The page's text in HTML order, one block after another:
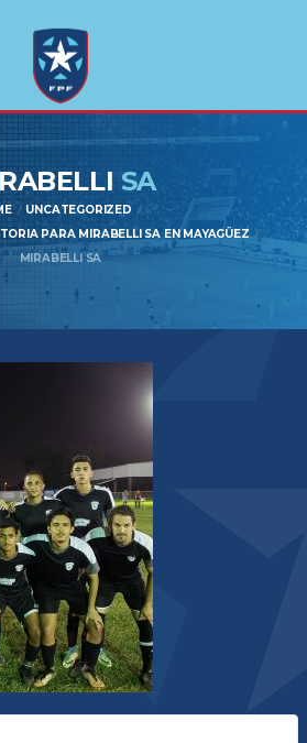
SA
UNCATEGORIZED
PARA MIRABELLI SA EN MAYAGÜEZ
MIRABELLI SA